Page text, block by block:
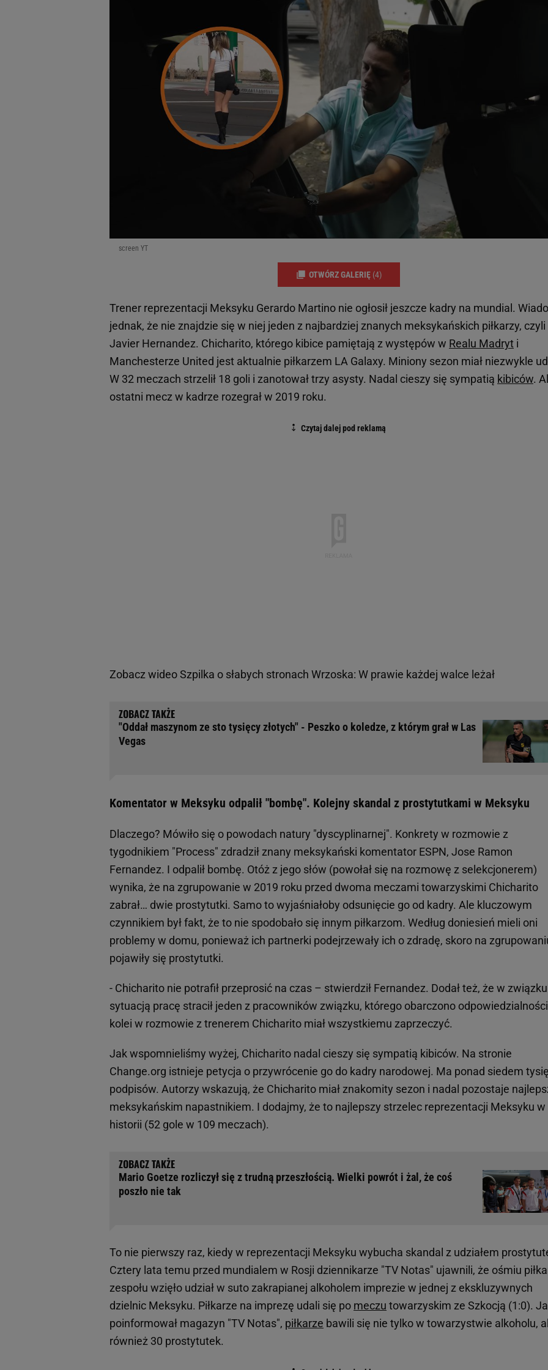
screen YT
OTWÓRZ GALERIĘ (4)
Trener reprezentacji Meksyku Gerardo Martino nie ogłosił jeszcze kadry na mundial.
jednak, że nie znajdzie się w niej jeden z najbardziej znanych meksykańskich piłkarzy, czyli
Javier Hernandez. Chicharito, którego kibice pamiętają z występów w Realu Madryt i
Manchesterze United jest aktualnie piłkarzem LA Galaxy. Miniony sezon miał niezwykle
W 32 meczach strzelił 18 goli i zanotował trzy asysty. Nadal cieszy się sympatią kibiców.
ostatni mecz w kadrze rozegrał w 2019 roku.
Zobacz wideoSzpilka o słabych stronach Wrzoska: W prawie każdej walce leżał
"Oddał maszynom ze sto tysięcy złotych" - Peszko o koledze, z którym grał w Las
Vegas
Komentator w Meksyku odpalił "bombę". Kolejny skandal z prostytutkami w Meksyku
Dlaczego? Mówiło się o powodach natury "dyscyplinarnej". Konkrety w rozmowie z
tygodnikiem "Process" zdradził znany meksykański komentator ESPN, Jose Ramon
Fernandez. I odpalił bombę. Otóż z jego słów (powołał się na rozmowę z selekcjonerem)
wynika, że na zgrupowanie w 2019 roku przed dwoma meczami towarzyskimi Chicharito
zabrał… dwie prostytutki. Samo to wyjaśniałoby odsunięcie go od kadry. Ale kluczowym
czynnikiem był fakt, że to nie spodobało się innym piłkarzom. Według doniesień mieli oni
problemy w domu, ponieważ ich partnerki podejrzewały ich o zdradę, skoro na
pojawiły się prostytutki.
- Chicharito nie potrafił przeprosić na czas – stwierdził Fernandez. Dodał też, że w
sytuacją pracę stracił jeden z pracowników związku, którego obarczono
kolei w rozmowie z trenerem Chicharito miał wszystkiemu zaprzeczyć.
Jak wspomnieliśmy wyżej, Chicharito nadal cieszy się sympatią kibiców. Na stronie
Change.org istnieje petycja o przywrócenie go do kadry narodowej. Ma ponad siedem
podpisów. Autorzy wskazują, że Chicharito miał znakomity sezon i nadal pozostaje
meksykańskim napastnikiem. I dodajmy, że to najlepszy strzelec reprezentacji Meksyku w
historii (52 gole w 109 meczach).
Mario Goetze rozliczył się z trudną przeszłością. Wielki powrót i żal, że coś
poszło nie tak
To nie pierwszy raz, kiedy w reprezentacji Meksyku wybucha skandal z udziałem
Cztery lata temu przed mundialem w Rosji dziennikarze "TV Notas" ujawnili, że ośmiu
zespołu wzięło udział w suto zakrapianej alkoholem imprezie w jednej z ekskluzywnych
dzielnic Meksyku. Piłkarze na imprezę udali się po meczu towarzyskim ze Szkocją (1:0).
poinformował magazyn "TV Notas", piłkarze bawili się nie tylko w towarzystwie alkoholu,
również 30 prostytutek.